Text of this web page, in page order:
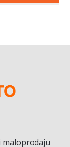
maloprodaju